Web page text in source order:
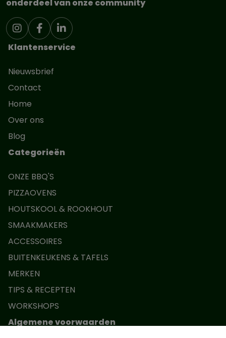
onderdeel van onze community
Klantenservice
Nieuwsbrief
Contact
Home
Over ons
Blog
Categorieën
ONZE BBQ'S
PIZZAOVENS
HOUTSKOOL & ROOKHOUT
SMAAKMAKERS
ACCESSOIRES
BUITENKEUKENS & TAFELS
MERKEN
TIPS & RECEPTEN
WORKSHOPS
Algemene voorwaarden